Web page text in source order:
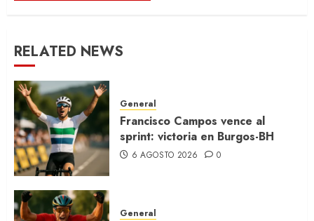
RELATED NEWS
General
Francisco Campos vence al
sprint: victoria en Burgos-BH
6 AGOSTO 2026 0
General